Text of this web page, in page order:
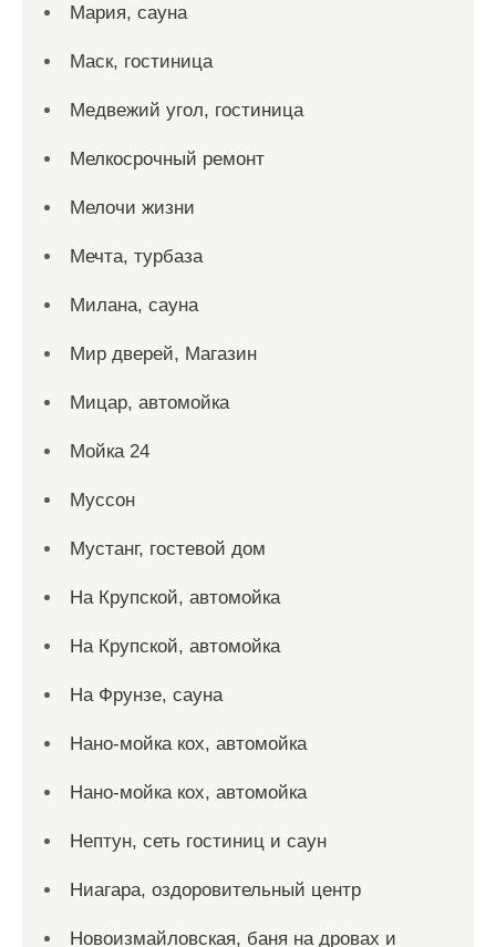
Мария, сауна
Маск, гостиница
Медвежий угол, гостиница
Мелкосрочный ремонт
Мелочи жизни
Мечта, турбаза
Милана, сауна
Мир дверей, Магазин
Мицар, автомойка
Мойка 24
Муссон
Мустанг, гостевой дом
На Крупской, автомойка
На Крупской, автомойка
На Фрунзе, сауна
Нано-мойка кох, автомойка
Нано-мойка кох, автомойка
Нептун, сеть гостиниц и саун
Ниагара, оздоровительный центр
Новоизмайловская, баня на дровах и